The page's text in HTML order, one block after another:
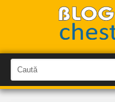
a
u
C
a
u